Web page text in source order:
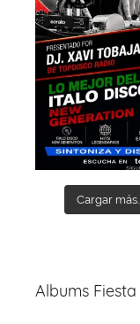
Cargar más...
Albums Fiesta